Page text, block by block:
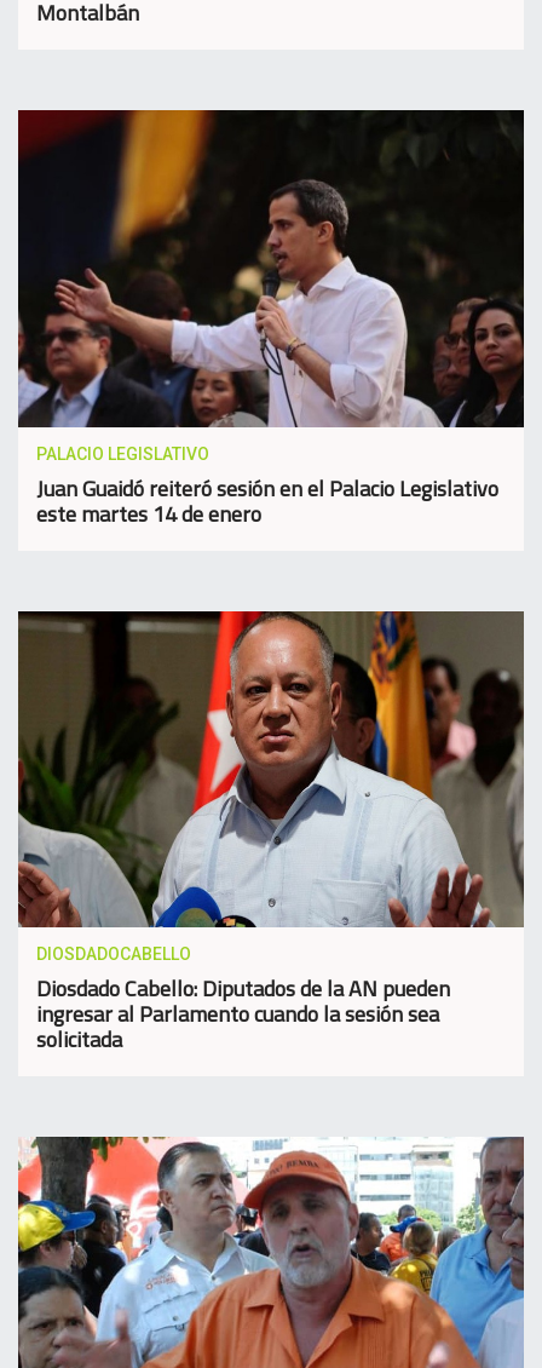
Montalbán
PALACIO LEGISLATIVO
Juan Guaidó reiteró sesión en el Palacio Legislativo
este martes 14 de enero
DIOSDADOCABELLO
Diosdado Cabello: Diputados de la AN pueden
ingresar al Parlamento cuando la sesión sea
solicitada